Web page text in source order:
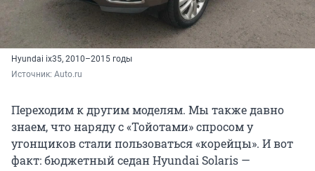
Hyundai ix35, 2010–2015 годы
Источник: Auto.ru
Переходим к другим моделям. Мы также давно
знаем, что наряду с «Тойотами» спросом у
угонщиков стали пользоваться «корейцы». И вот
факт: бюджетный седан Hyundai Solaris —